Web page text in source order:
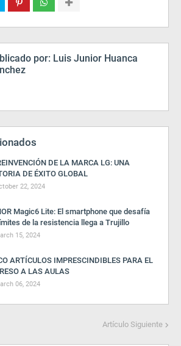
por: Luis Junior Huanca
DE LA MARCA LG: UNA
DE ÉXITO GLOBAL
22, 2024
Magic6 Lite: El smartphone que desafía
de la resistencia llega a Trujillo
15, 2024
ARTÍCULOS IMPRESCINDIBLES PARA EL
A LAS AULAS
06, 2024
Artículo Siguiente